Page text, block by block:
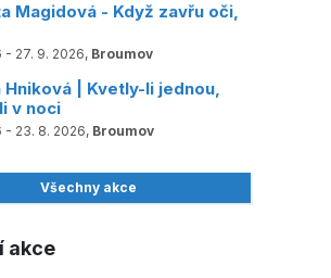
Magidová - Když zavřu oči,
- 27. 9. 2026, Broumov
Hniková | Kvetly-li jednou,
v noci
- 23. 8. 2026, Broumov
Všechny akce
akce